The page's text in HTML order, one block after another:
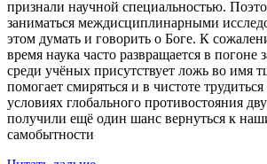
признали научной специальностью.
заниматься междисциплинарными
этом думать и говорить о Боге. К
время наука часто развращается в погоне
среди учёных присутствует ложь во имя
помогает смиряться и в чистоте
условиях глобального противостояния
получили ещё один шанс вернуться к
самобытности